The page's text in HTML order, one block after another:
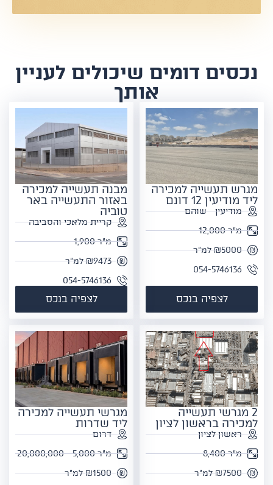
נכסים דומים שיכולים לעניין
אותך
מגרש תעשייה למכירה
ליד מודיעין 12 דונם
מודיעין - שוהם
מ"ר 12,000
₪5000 למ"ר
054-5746136
לצפיה בנכס
מבנה תעשייה למכירה
באזור התעשייה באר
טוביה
קריית מלאכי והסביבה
מ"ר 1,900
₪9473 למ"ר
054-5746136
לצפיה בנכס
2 מגרשי תעשייה
למכירה בראשון לציון
ראשון לציון
מ"ר 8,400
₪7500 למ"ר
מגרשי תעשייה למכירה
ליד שדרות
דרום
מ"ר 5,000 - 20,000,000
₪1500 למ"ר